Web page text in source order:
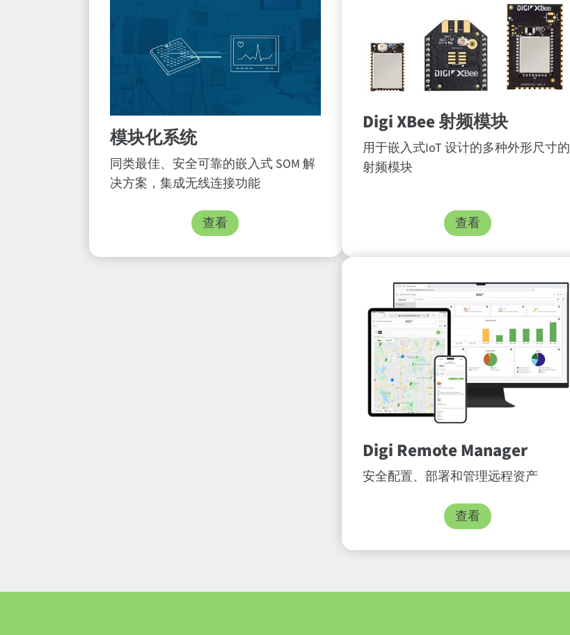
模块化系统
同类最佳、安全可靠的嵌入式 SOM 解
决方案，集成无线连接功能
查看
Digi XBee 射频模块
用于嵌入式IoT 设计的多种外形尺寸的
射频模块
查看
Digi Remote Manager
安全配置、部署和管理远程资产
查看